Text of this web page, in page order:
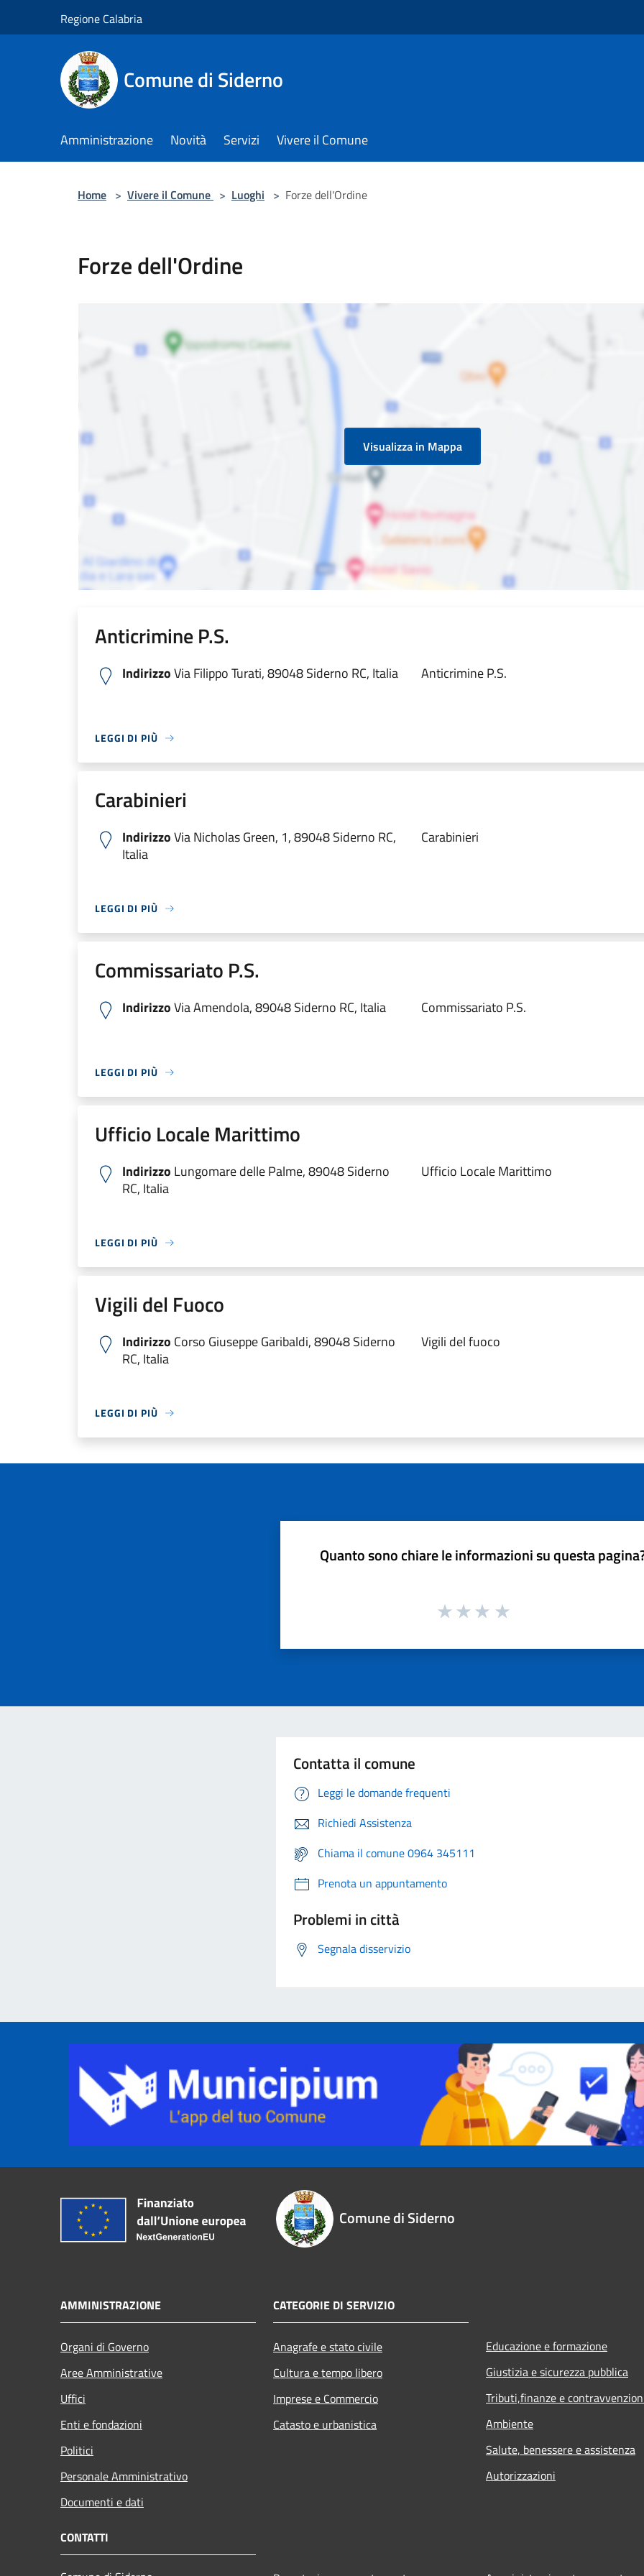
Regione Calabria
Comune di Siderno
Amministrazione Novità Servizi Vivere il Comune
Home > Vivere il Comune > Luoghi > Forze dell'Ordine
Forze dell'Ordine
Visualizza in Mappa
Anticrimine P.S.
IndirizzoVia Filippo Turati, 89048 Siderno RC, Italia Anticrimine P.S.
LEGGI DI PIÙ
Carabinieri
IndirizzoVia Nicholas Green, 1, 89048 Siderno RC,
Italia
Carabinieri
LEGGI DI PIÙ
Commissariato P.S.
IndirizzoVia Amendola, 89048 Siderno RC, Italia Commissariato P.S.
LEGGI DI PIÙ
Ufficio Locale Marittimo
Indirizzo Lungomare delle Palme, 89048 Siderno
RC, Italia
Ufficio Locale Marittimo
LEGGI DI PIÙ
Vigili del Fuoco
Indirizzo Corso Giuseppe Garibaldi, 89048 Siderno
RC, Italia
Vigili del fuoco
LEGGI DI PIÙ
Quanto sono chiare le informazioni su questa
Contatta il comune
Leggi le domande frequenti
Richiedi Assistenza
Chiama il comune 0964 345111
Prenota un appuntamento
Problemi in città
Segnala disservizio
Comune di Siderno
AMMINISTRAZIONE
Organi di Governo
Aree Amministrative
Uffici
Enti e fondazioni
Politici
Personale Amministrativo
Documenti e dati
CATEGORIE DI SERVIZIO
Anagrafe e stato civile
Cultura e tempo libero
Imprese e Commercio
Catasto e urbanistica
Educazione e formazione
Giustizia e sicurezza pubblica
Tributi,finanze e
Ambiente
Salute, benessere e assistenza
Autorizzazioni
CONTATTI